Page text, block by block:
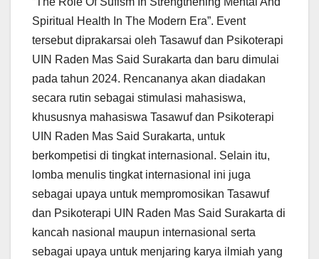
Spiritual Health In The Modern Era”. Event
tersebut diprakarsai oleh Tasawuf dan Psikoterapi
UIN Raden Mas Said Surakarta dan baru dimulai
pada tahun 2024. Rencananya akan diadakan
secara rutin sebagai stimulasi mahasiswa,
khususnya mahasiswa Tasawuf dan Psikoterapi
UIN Raden Mas Said Surakarta, untuk
berkompetisi di tingkat internasional. Selain itu,
lomba menulis tingkat internasional ini juga
sebagai upaya untuk mempromosikan Tasawuf
dan Psikoterapi UIN Raden Mas Said Surakarta di
kancah nasional maupun internasional serta
sebagai upaya untuk menjaring karya ilmiah yang